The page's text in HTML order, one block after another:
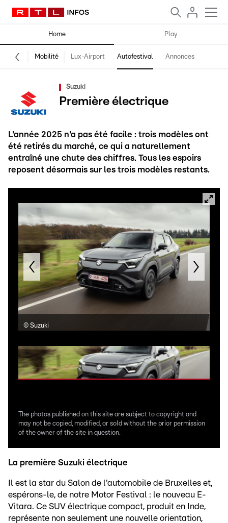
Home Play
Mobilité Lux-Airport Autofestival Annonces
Suzuki
Première électrique
L'année 2025 n'a pas été facile : trois modèles ont
été retirés du marché, ce qui a naturellement
entraîné une chute des chiffres. Tous les espoirs
reposent désormais sur les trois modèles restants.
© Suzuki
The photos published on this site are subject to copyright and
may not be copied, modified, or sold without the prior permission
of the owner of the site in question.
La première Suzuki électrique
Il est la star du Salon de l'automobile de Bruxelles et,
espérons-le, de notre Motor Festival : le nouveau E-
Vitara. Ce SUV électrique compact, produit en Inde,
représente non seulement une nouvelle orientation,